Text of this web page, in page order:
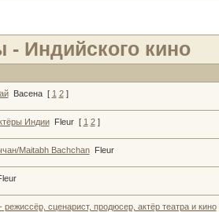
- Индийского кино
Васена [ 1 2 ]
Индии Fleur [ 1 2 ]
Maitabh Bachchan Fleur
режиссёр, сценарист, продюсер, актёр театра и кино